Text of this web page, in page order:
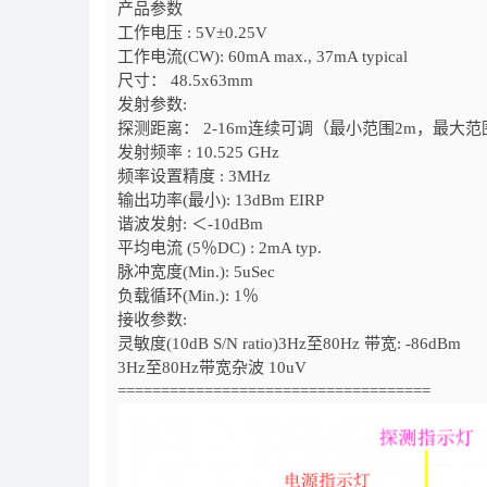
产品参数
工作电压 : 5V±0.25V
工作电流(CW): 60mA max., 37mA typical
尺寸： 48.5x63mm
发射参数:
探测距离： 2-16m连续可调（最小范围2m，最大范
发射频率 : 10.525 GHz
频率设置精度 : 3MHz
输出功率(最小): 13dBm EIRP
谐波发射: ＜-10dBm
平均电流 (5％DC) : 2mA typ.
脉冲宽度(Min.): 5uSec
负载循环(Min.): 1％
接收参数:
灵敏度(10dB S/N ratio)3Hz至80Hz 带宽: -86dBm
3Hz至80Hz带宽杂波 10uV
====================================